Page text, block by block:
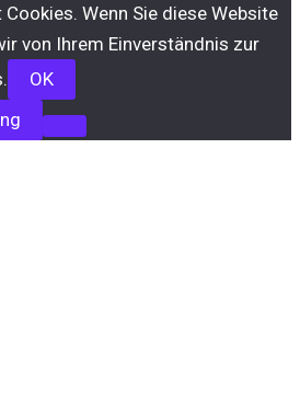
Wenn Sie diese Website
von Ihrem Einverständnis zur
OK